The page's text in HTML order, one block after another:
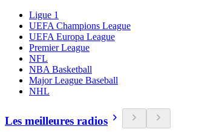
Ligue 1
UEFA Champions League
UEFA Europa League
Premier League
NFL
NBA Basketball
Major League Baseball
NHL
Les meilleures radios